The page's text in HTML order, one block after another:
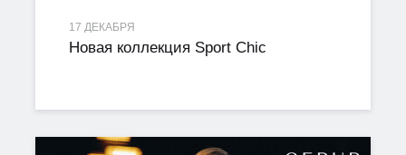
17 ДЕКАБРЯ
Новая коллекция Sport Chic